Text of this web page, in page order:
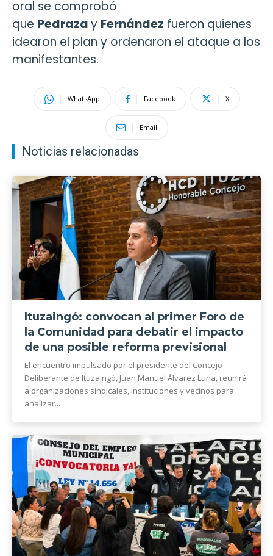
oral se comprobó
que Pedrazay Fernández fueron quienes
idearon el plan y ordenaron el ataque a los
manifestantes.
WhatsApp Facebook X
Email
Noticias relacionadas
Ituzaingó: convocan al primer Foro de
la Comunidad para debatir el impacto
de una posible reforma previsional
El encuentro impulsado por el presidente del Concejo
Deliberante de Ituzaingó, Juan Manuel Álvarez Luna, reunirá
a organizaciones sindicales, instituciones y vecinos para
analizar...